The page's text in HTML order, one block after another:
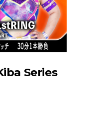
presente na
entre Becky
Series